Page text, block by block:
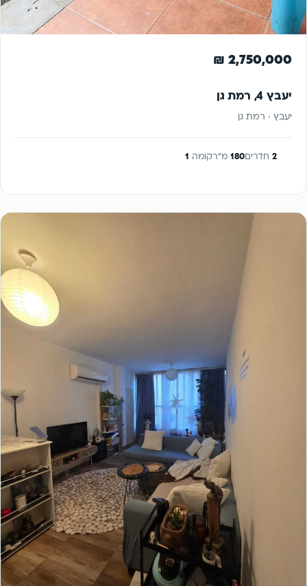
2,750,000 ₪
יעבץ 4, רמת גן
יעבץ · רמת גן
2 חדרים180 מ"רקומה 1